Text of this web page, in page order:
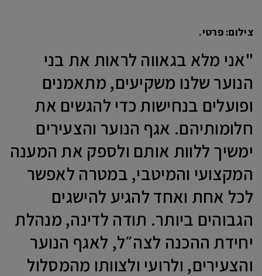
צילום: פרטי.
"אני מלא בגאווה לראות את בני
הנוער שלנו משקיעים, מתאמנים
ופועלים בנחישות כדי להגשים את
חלומותיהם. אגף הנוער והצעירים
ימשיך ללוות אותם ולספק את המענה
המקצועי והמיטבי, במטרה לאפשר
לכל אחת ואחד להגיע להישגים
הגבוהים ביותר. תודה לדינה, מנהלת
יחידת ההכנה לצה״ל, לאגף הנוער
והצעירים, ולרועי ולצוותו מהמסלול